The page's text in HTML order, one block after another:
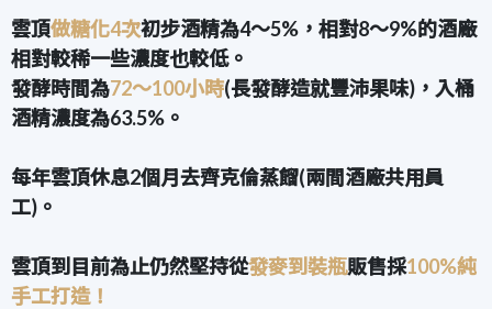
雲頂做糖化4次初步酒精為4～5%，相對8～9%的酒廠
相對較稀一些濃度也較低。
發酵時間為72～100小時(長發酵造就豐沛果味)，入桶
酒精濃度為63.5%。
每年雲頂休息2個月去齊克倫蒸餾(兩間酒廠共用員
工)。
雲頂到目前為止仍然堅持從發麥到裝瓶販售採100%純
手工打造！